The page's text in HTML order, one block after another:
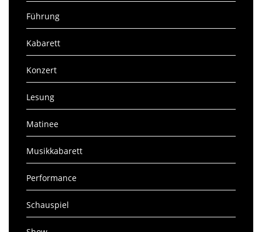
Führung
Kabarett
Konzert
Lesung
Matinee
Musikkabarett
Performance
Schauspiel